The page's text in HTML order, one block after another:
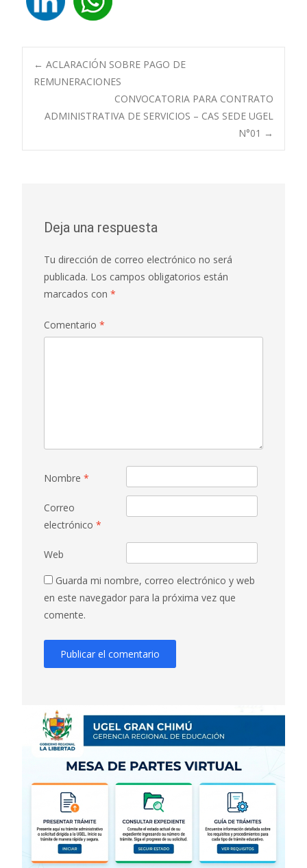
Navegación
de
entradas
← ACLARACIÓN SOBRE PAGO DE
REMUNERACIONES
CONVOCATORIA PARA CONTRATO
ADMINISTRATIVA DE SERVICIOS – CAS SEDE UGEL
N°01 →
Deja una respuesta
Tu dirección de correo electrónico no será
publicada. Los campos obligatorios están
marcados con *
Comentario *
Nombre *
Correo
electrónico *
Web
Guarda mi nombre, correo electrónico y web
en este navegador para la próxima vez que
comente.